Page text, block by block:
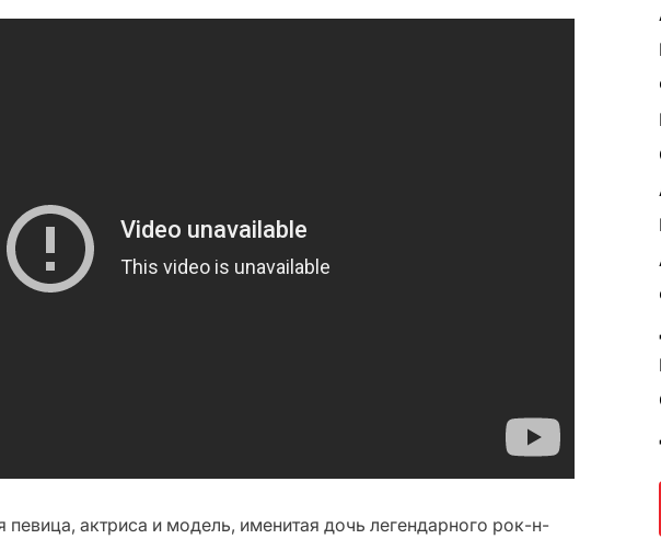
певица, актриса и модель, именитая дочь легендарного рок-н-